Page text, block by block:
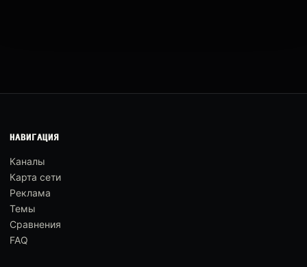
НАВИГАЦИЯ
Каналы
Карта сети
Реклама
Темы
Сравнения
FAQ